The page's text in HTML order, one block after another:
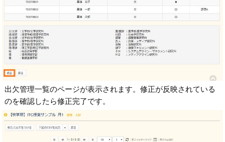
出欠管理一覧のページが表示されます。修正が反映されている
のを確認したら修正完了です。